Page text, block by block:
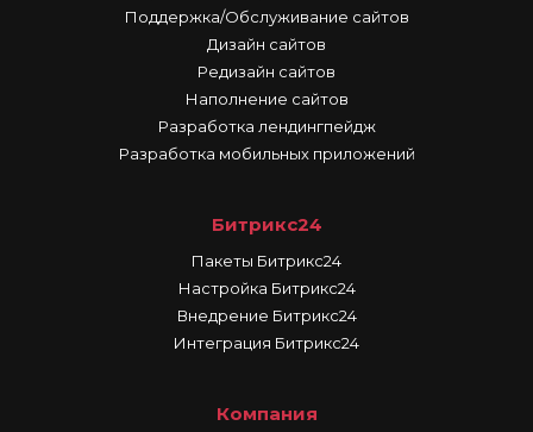
Поддержка/Обслуживание сайтов
Дизайн сайтов
Редизайн сайтов
Наполнение сайтов
Разработка лендингпейдж
Разработка мобильных приложений
Битрикс24
Пакеты Битрикс24
Настройка Битрикс24
Внедрение Битрикс24
Интеграция Битрикс24
Компания